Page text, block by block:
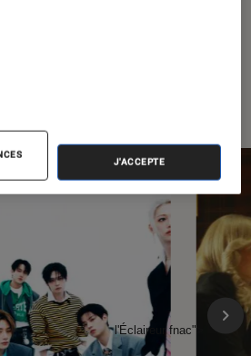
l'Éclaireur fnac">
J'ACCEPTE